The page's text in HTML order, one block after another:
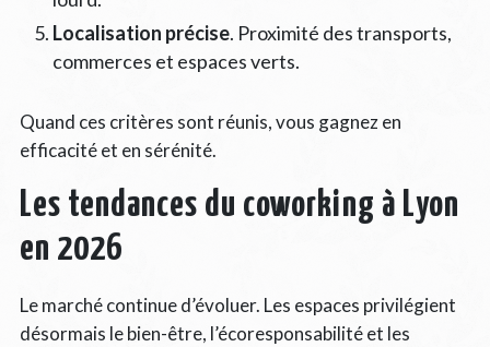
Localisation précise. Proximité des transports,
commerces et espaces verts.
Quand ces critères sont réunis, vous gagnez en
efficacité et en sérénité.
Les tendances du coworking à Lyon
en 2026
Le marché continue d’évoluer. Les espaces privilégient
désormais le bien-être, l’écoresponsabilité et les